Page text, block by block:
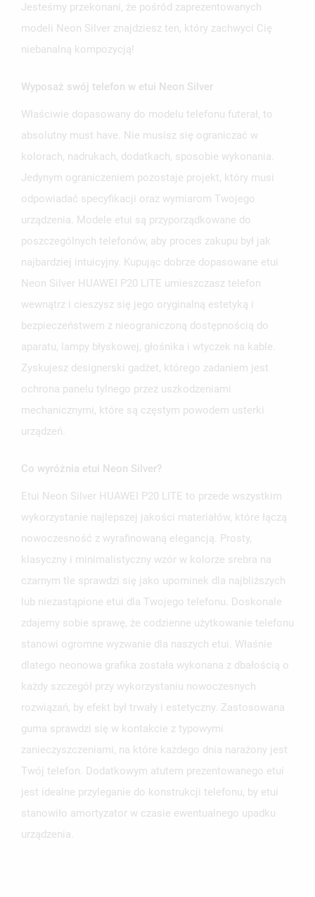
Jesteśmy przekonani, że pośród zaprezentowanych
modeli Neon Silver znajdziesz ten, który zachwyci Cię
niebanalną kompozycją!
Wyposaż swój telefon w etui Neon Silver
Właściwie dopasowany do modelu telefonu futerał, to
absolutny must have. Nie musisz się ograniczać w
kolorach, nadrukach, dodatkach, sposobie wykonania.
Jedynym ograniczeniem pozostaje projekt, który musi
odpowiadać specyfikacji oraz wymiarom Twojego
urządzenia. Modele etui są przyporządkowane do
poszczególnych telefonów, aby proces zakupu był jak
najbardziej intuicyjny. Kupując dobrze dopasowane etui
Neon Silver HUAWEI P20 LITE umieszczasz telefon
wewnątrz i cieszysz się jego oryginalną estetyką i
bezpieczeństwem z nieograniczoną dostępnością do
aparatu, lampy błyskowej, głośnika i wtyczek na kable.
Zyskujesz designerski gadżet, którego zadaniem jest
ochrona panelu tylnego przez uszkodzeniami
mechanicznymi, które są częstym powodem usterki
urządzeń.
Co wyróżnia etui Neon Silver?
Etui Neon Silver HUAWEI P20 LITE to przede wszystkim
wykorzystanie najlepszej jakości materiałów, które łączą
nowoczesność z wyrafinowaną elegancją. Prosty,
klasyczny i minimalistyczny wzór w kolorze srebra na
czarnym tle sprawdzi się jako upominek dla najbliższych
lub niezastąpione etui dla Twojego telefonu. Doskonale
zdajemy sobie sprawę, że codzienne użytkowanie telefonu
stanowi ogromne wyzwanie dla naszych etui. Właśnie
dlatego neonowa grafika została wykonana z dbałością o
każdy szczegół przy wykorzystaniu nowoczesnych
rozwiązań, by efekt był trwały i estetyczny. Zastosowana
guma sprawdzi się w kontakcie z typowymi
zanieczyszczeniami, na które każdego dnia narażony jest
Twój telefon. Dodatkowym atutem prezentowanego etui
jest idealne przyleganie do konstrukcji telefonu, by etui
stanowiło amortyzator w czasie ewentualnego upadku
urządzenia.
MOJE LISTY ŻYCZEŃ
add_circle_outline UTWÓRZ NOWĄ LISTĘ
NAZWA LISTY ŻYCZEŃ
ANULUJ UTWÓRZ LISTĘ ŻYCZEŃ
ZALOGUJ SIĘ
SWOJEJ LIŚCIE ŻYCZEŃ.